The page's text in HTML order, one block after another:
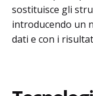
sostituisce gli
introducendo un
dati e con i